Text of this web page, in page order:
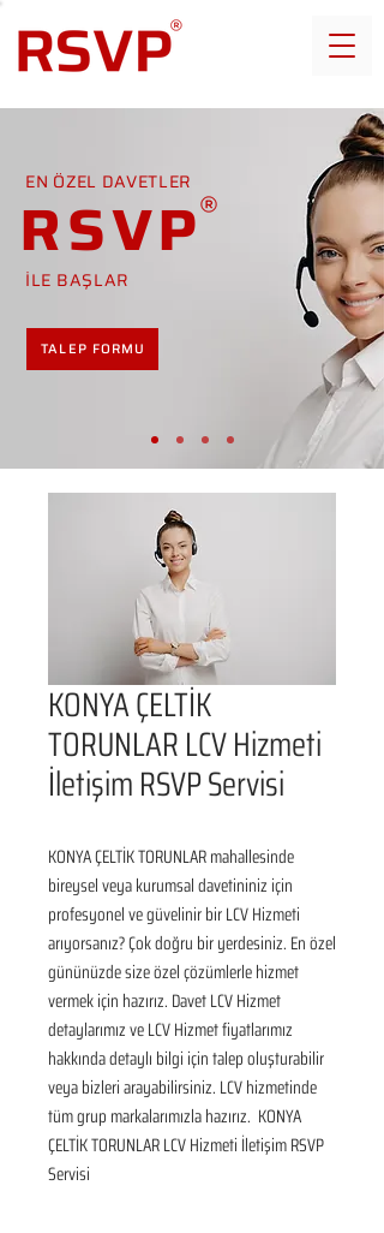
EN ÖZEL DAVETLER
RSVP
İLE BAŞLAR
TALEP FORMU
KONYA ÇELTİK
TORUNLAR LCV Hizmeti
İletişim RSVP Servisi
KONYA ÇELTİK TORUNLAR mahallesinde
bireysel veya kurumsal davetininiz için
profesyonel ve güvelinir bir LCV Hizmeti
arıyorsanız? Çok doğru bir yerdesiniz. En özel
gününüzde size özel çözümlerle hizmet
vermek için hazırız. Davet LCV Hizmet
detaylarımız ve LCV Hizmet fiyatlarımız
hakkında detaylı bilgi için talep oluşturabilir
veya bizleri arayabilirsiniz. LCV hizmetinde
tüm grup markalarımızla hazırız.  KONYA
ÇELTİK TORUNLAR LCV Hizmeti İletişim RSVP
Servisi